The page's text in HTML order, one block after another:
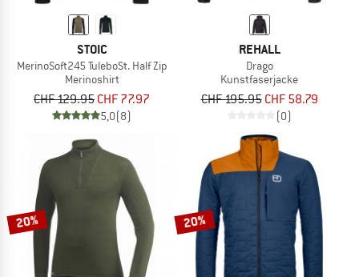
STOIC
MerinoSoft245 TuleboSt. Half Zip
Merinoshirt
CHF 129.95 CHF 77.97
5,0(8)
REHALL
Drago
Kunstfaserjacke
CHF 195.95 CHF 58.79
(0)
20% 20%